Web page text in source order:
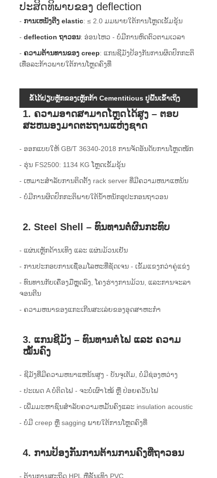
ປະສິດທິພາບຂອງ deflection
- ການເຫນັງຕີງ elastic: ≤ 2.0 ມມພາຍໃຕ້ການໂຫຼດເຂັ້ມຂຸ້ນ
-deflection ຖາວອນ: ອ່ອນໄຫວ - ບໍ່ມີການຫົດຕົວຕາມເວລາ
- ຄວາມຕ້ານທານຂອງ creep: ແກນຊີມັງປ້ອງກັນການຜິດປົກກະຕິ
ເທື່ອລະກ້າວພາຍໃຕ້ການໂຫຼດຄົງທີ່
ຂໍ້ໄດ້ປຽບຫຼັກຂອງເຫຼັກກ້າ Cementitious ປູພື້ນເຂົ້າເຖິງ
1. ຄວາມອາດສາມາດໂຫຼດໄດ້ສູງ – ຕອບ
ສະຫນອງມາດຕະຖານແຫ່ງຊາດ
- ອອກແບບໃຫ້ GB/T 36340-2018 ການຈັດອັນດັບການໂຫຼດໜັກ
- ຮຸ່ນ FS2500: 1134 KG ໂຫຼດເຂັ້ມຂຸ້ນ
- ເຫມາະສໍາລັບການຕິດຕັ້ງ rack server ທີ່ມີຄວາມຫນາແຫນ້ນ
- ບໍ່ມີການຜິດປົກກະຕິພາຍໃຕ້ນ້ໍາຫນັກອຸປະກອນຖາວອນ
2. Steel Shell – ທົນທານຕໍ່ຜົນກະທົບ
- ແຜ່ນເຫຼັກດ້ານເທິງ ແລະ ແຜ່ນມ້ວນເຢັນ
- ການປະກອບການເຊື່ອມໂລຫະທີ່ຊັດເຈນ - ເຂັ້ມແຂງກວ່າຄູ່ແຂ່ງ
- ທົນ​ທານ​ກັບ​ເຄື່ອງ​ມື​ຫຼຸດ​ລົງ​, ໂຄງ​ຮ່າງ​ການ​ມ້ວນ​, ແລະ​ການ​ຈະ​ລາ​
ຈອນ​ຕີນ​
- ຄວາມຫນາຂອງແກະເກີນສະເລ່ຍຂອງອຸດສາຫະກໍາ
3. ແກນຊີມັງ – ທົນທານຕໍ່ໄຟ ແລະ ຄວາມ
ໝັ້ນຄົງ
- ຊີມັງທີ່ມີຄວາມຫນາແຫນ້ນສູງ - ບັນຈຸເຕັມ, ບໍ່ມີຊ່ອງຫວ່າງ
- ປະເພດ A ບໍ່ຕິດໄຟ - ຈະບໍ່ເຜົາໄໝ້ ຫຼື ປ່ອຍຄວັນໄຟ
- ເພີ່ມມະຫາຊົນສໍາລັບຄວາມຫມັ້ນຄົງແລະ insulation acoustic
- ບໍ່ມີ creep ຫຼື sagging ພາຍໃຕ້ການໂຫຼດຄົງທີ່
4. ການປ້ອງກັນການຕ້ານການຄົງທີ່ຖາວອນ
- ຕ້ານການສະຖິດ HPL ຫຼືຊັ້ນເທິງ PVC